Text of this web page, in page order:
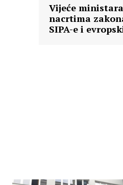
Vijeće
nacrtima
SIPA-e i